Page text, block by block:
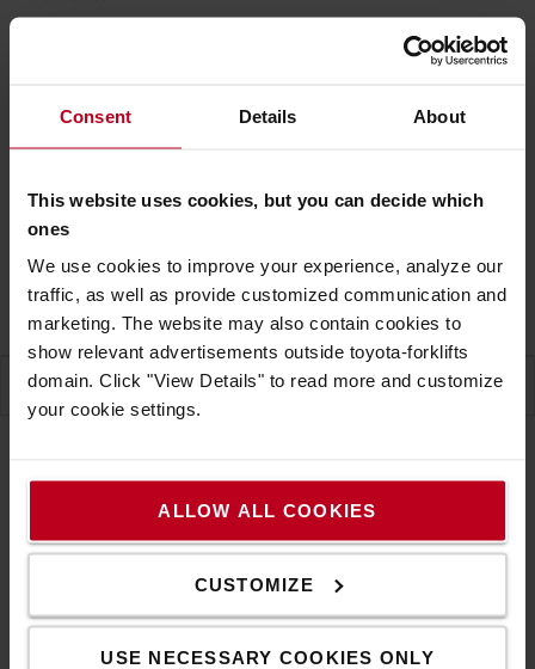
Consent Details About
This website uses cookies, but you can decide which
ones
We use cookies to improve your experience, analyze our
traffic, as well as provide customized communication and
marketing. The website may also contain cookies to
show relevant advertisements outside toyota-forklifts
domain. Click "View Details" to read more and customize
your cookie settings.
ALLOW ALL COOKIES
CUSTOMIZE
USE NECESSARY COOKIES ONLY
Predpokladaný dodací termín na dopyt (+4,90 €za
objednávku
Dodacia lehota na vyžiadanie
Záruka
ŠPECIFIKÁCIA
Špecifikácia
Nitrilové rukavice bez obsahu prášku.